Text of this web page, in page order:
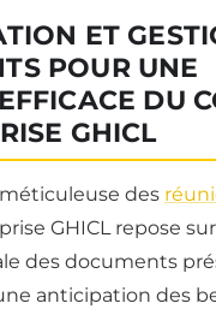
ET
POUR UNE
DU
GHICL
des
GHICL repose
des documents
anticipation des